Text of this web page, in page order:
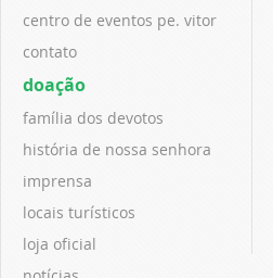
centro de eventos pe. vitor
contato
doação
família dos devotos
história de nossa senhora
imprensa
locais turísticos
loja oficial